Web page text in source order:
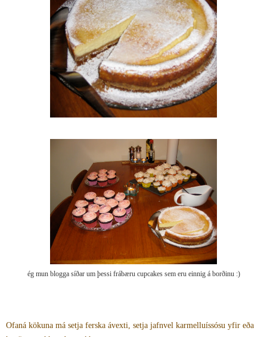
ég mun blogga síðar um þessi frábæru cupcakes sem eru einnig á borðinu :)
Ofaná kökuna má setja ferska ávexti, setja jafnvel karmelluíssósu yfir eða